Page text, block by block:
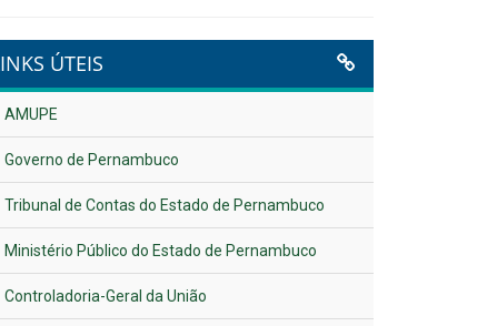
ÚTEIS
AMUPE
Governo de Pernambuco
Tribunal de Contas do Estado de Pernambuco
Ministério Público do Estado de Pernambuco
Controladoria-Geral da União